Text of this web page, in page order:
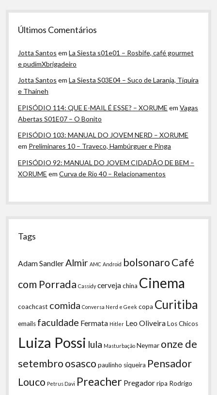
Últimos Comentários
Jotta Santos emLa Siesta s01e01 – Rosbife, café gourmet
e pudimXbrigadeiro
Jotta Santos emLa Siesta S03E04 – Suco de Laranja, Tiquira
e Thaineh
EPISÓDIO 114: QUE E-MAIL É ESSE? – XORUME emVagas
Abertas S01E07 – O Bonito
EPISÓDIO 103: MANUAL DO JOVEM NERD – XORUME
em Preliminares 10 – Traveco, Hambúrguer e Pinga
EPISÓDIO 92: MANUAL DO JOVEM CIDADÃO DE BEM –
XORUME emCurva de Rio 40 – Relacionamentos
Tags
Adam SandlerAlmir AMC Android bolsonaroCafé
com Porrada Cassidy cervejachina Cinema
coachcast comida Conversa Nerd e Geek copa Curitiba
emails faculdade Fermata Hitler Leo OliveiraLos Chicos
Luiza Possi lula Masturbação Neymar onze de
setembroosasco paulinho siqueira Pensador
Louco Petrus Davi Preacher Pregadorripa Rodrigo